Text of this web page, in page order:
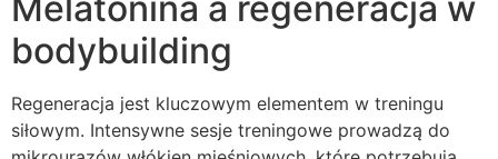
bodybuilding
Regeneracja jest kluczowym elementem w treningu
siłowym. Intensywne sesje treningowe prowadzą do